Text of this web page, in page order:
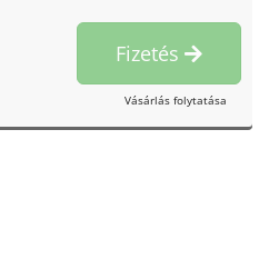
Fizetés
Vásárlás folytatása